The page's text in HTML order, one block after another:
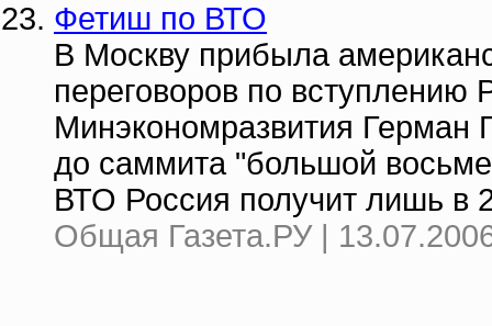
Фетиш по ВТО
В Москву прибыла
переговоров по вступлению
Минэкономразвития Герман
до саммита "большой
ВТО Россия получит лишь в
Общая Газета.РУ |